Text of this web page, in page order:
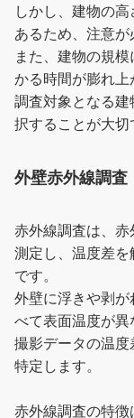
しかし、建物の
あるため、注意が
また、建物の規
かる時間が膨れ上
調査対象となる
択することが大切
外壁赤外線調査
赤外線調査は、
測定し、温度差
です。
外壁に浮きや剥
べて表面温度が異
撮影データの温
特定します。
赤外線調査の特徴